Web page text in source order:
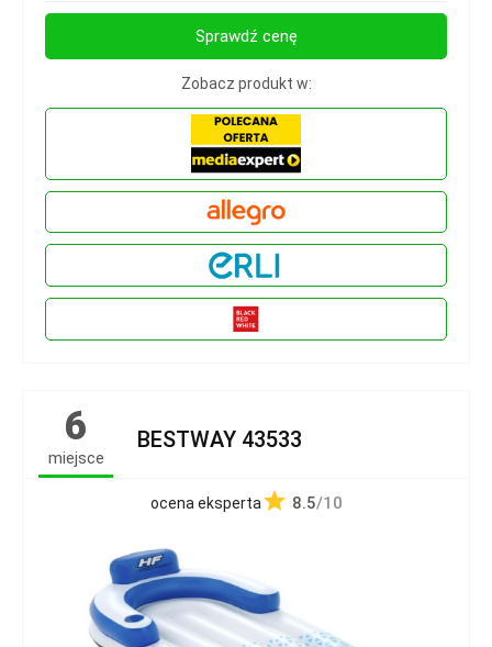
Sprawdź cenę
Zobacz produkt w:
6
miejsce
BESTWAY 43533
ocena eksperta 8.5/10